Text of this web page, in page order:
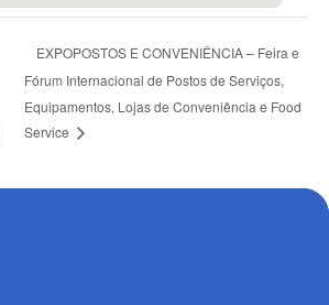
EXPOPOSTOS E CONVENIÊNCIA – Feira e
Fórum Internacional de Postos de Serviços,
Equipamentos, Lojas de Conveniência e Food
Service